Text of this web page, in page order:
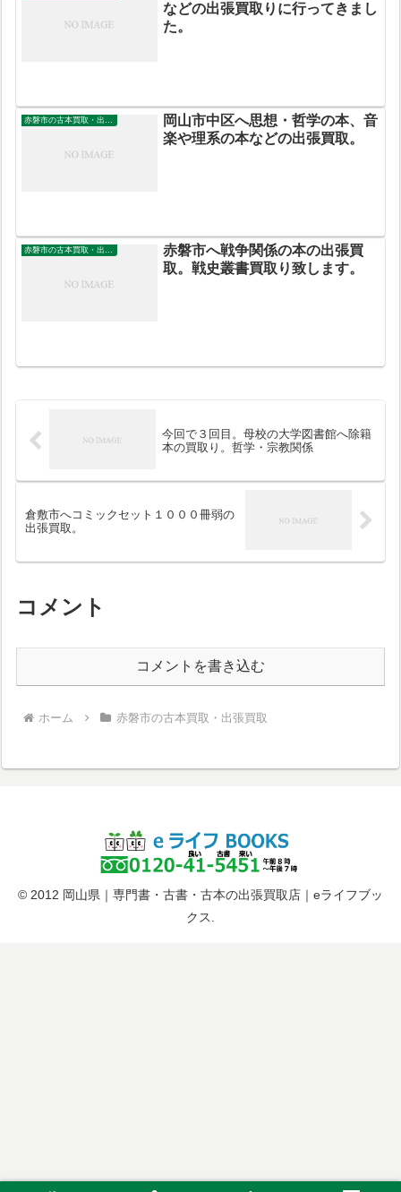
などの出張買取りに行ってきまし
た。
赤磐市の古本買取・出張買取
岡山市中区へ思想・哲学の本、音
楽や理系の本などの出張買取。
赤磐市の古本買取・出張買取
赤磐市へ戦争関係の本の出張買
取。戦史叢書買取り致します。
今回で３回目。母校の大学図書館へ除籍
本の買取り。哲学・宗教関係
倉敷市へコミックセット１０００冊弱の
出張買取。
コメント
コメントを書き込む
ホーム 赤磐市の古本買取・出張買取
© 2012 岡山県｜専門書・古書・古本の出張買取店｜eライフブッ
クス.